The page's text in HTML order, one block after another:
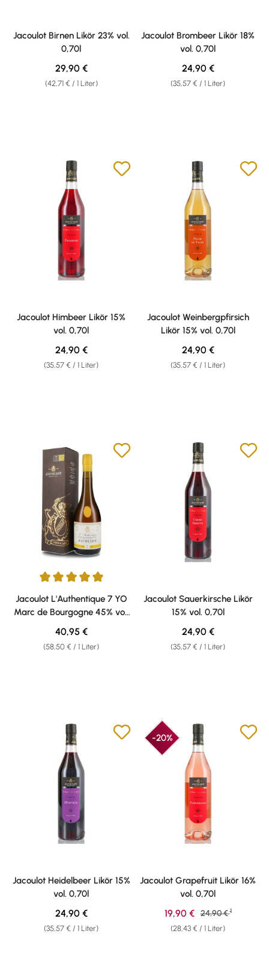
Jacoulot Birnen Likör 23% vol.
0,70l
(42,71 € / 1 Liter)
Regulärer Preis:
29,90 €
Jacoulot Brombeer Likör 18%
vol. 0,70l
(35,57 € / 1 Liter)
Regulärer Preis:
24,90 €
Jacoulot Himbeer Likör 15%
vol. 0,70l
(35,57 € / 1 Liter)
Regulärer Preis:
24,90 €
Jacoulot Weinbergpfirsich
Likör 15% vol. 0,70l
(35,57 € / 1 Liter)
Regulärer Preis:
24,90 €
Durchschnittliche Bewertung von 5 von 5 Sternen
Jacoulot L'Authentique 7 YO
Marc de Bourgogne 45% vol.
0,70l
(58,50 € / 1 Liter)
Regulärer Preis:
40,95 €
Jacoulot Sauerkirsche Likör
15% vol. 0,70l
(35,57 € / 1 Liter)
Regulärer Preis:
24,90 €
Jacoulot Heidelbeer Likör 15%
vol. 0,70l
(35,57 € / 1 Liter)
Regulärer Preis:
24,90 €
-20%
Jacoulot Grapefruit Likör 16%
vol. 0,70l
(28,43 € / 1 Liter)
Verkaufspreis:
19,90 € Regulärer Preis:
24,90 € 1